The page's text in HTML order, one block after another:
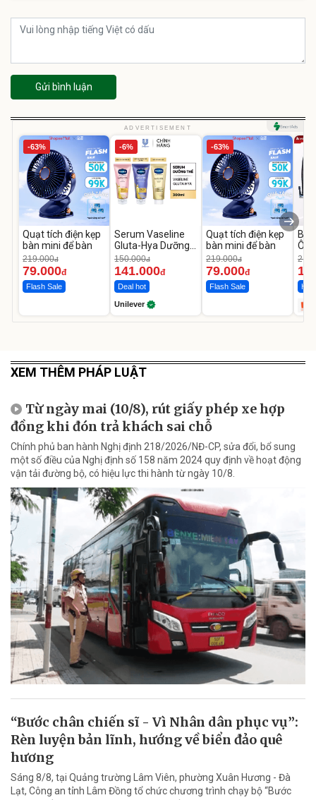
Gửi bình luận
ADVERTISEMENT
-63%
Quạt tích điện kẹp
bàn mini để bàn
219.000đ
79.000đ
Flash Sale
-6%
Serum Vaseline
Gluta-Hya Dưỡng
Da Sáng Mịn Sau 7
Ngày
150.000đ
141.000đ
Deal hot
Unilever
-63%
Quạt tích điện kẹp
bàn mini để bàn
219.000đ
79.000đ
Flash Sale
Ô
Hot
XEM THÊM PHÁP LUẬT
Từ ngày mai (10/8), rút giấy phép xe hợp
đồng khi đón trả khách sai chỗ
Chính phủ ban hành Nghị định 218/2026/NĐ-CP, sửa đổi, bổ sung
một số điều của Nghị định số 158 năm 2024 quy định về hoạt động
vận tải đường bộ, có hiệu lực thi hành từ ngày 10/8.
“Bước chân chiến sĩ - Vì Nhân dân phục vụ”:
Rèn luyện bản lĩnh, hướng về biển đảo quê
hương
Sáng 8/8, tại Quảng trường Lâm Viên, phường Xuân Hương - Đà
Lạt, Công an tỉnh Lâm Đồng tổ chức chương trình chạy bộ “Bước